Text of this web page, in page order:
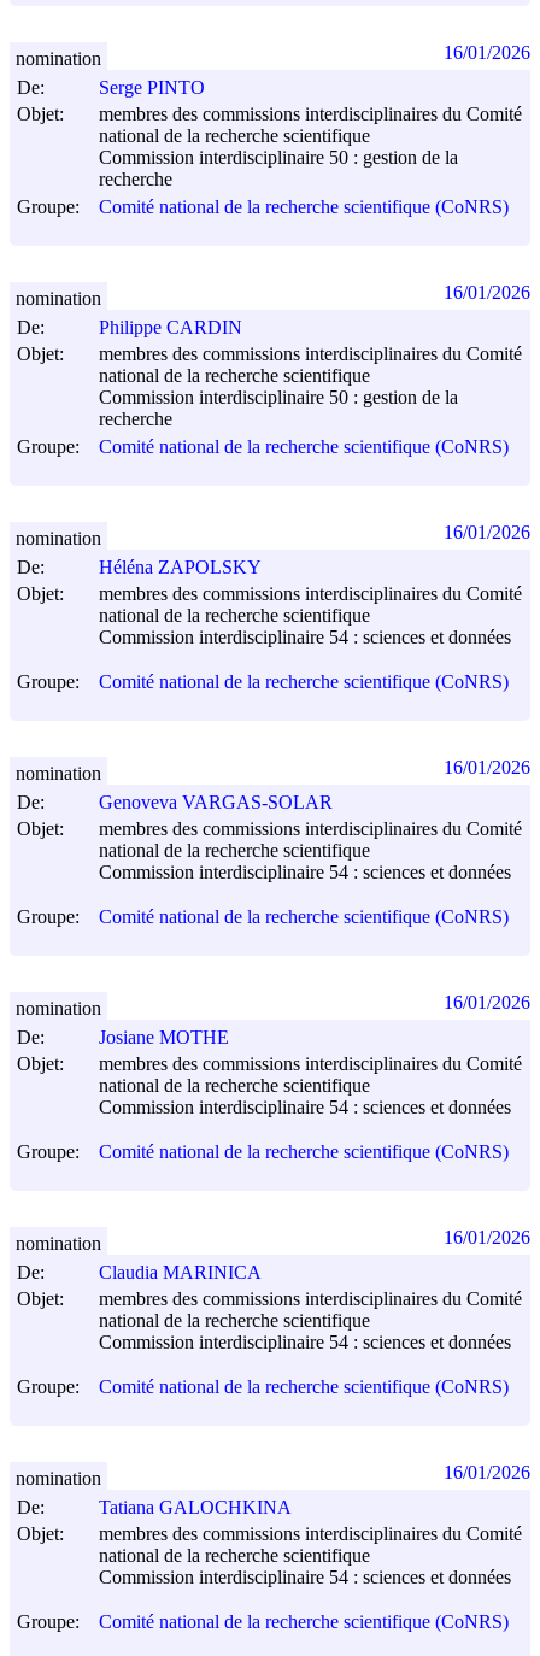
De:
Serge PINTO
Objet:
membres des commissions interdisciplinaires du Comité
national de la recherche scientifique
Commission interdisciplinaire 50 : gestion de la
recherche
Groupe:
Comité national de la recherche scientifique (CoNRS)
nomination 16/01/2026
De:
Philippe CARDIN
Objet:
membres des commissions interdisciplinaires du Comité
national de la recherche scientifique
Commission interdisciplinaire 50 : gestion de la
recherche
Groupe:
Comité national de la recherche scientifique (CoNRS)
nomination 16/01/2026
De:
Héléna ZAPOLSKY
Objet:
membres des commissions interdisciplinaires du Comité
national de la recherche scientifique
Commission interdisciplinaire 54 : sciences et données
Groupe: Comité national de la recherche scientifique (CoNRS)
nomination 16/01/2026
De:
Genoveva VARGAS-SOLAR
Objet:
membres des commissions interdisciplinaires du Comité
national de la recherche scientifique
Commission interdisciplinaire 54 : sciences et données
Groupe: Comité national de la recherche scientifique (CoNRS)
nomination 16/01/2026
De:
Josiane MOTHE
Objet:
membres des commissions interdisciplinaires du Comité
national de la recherche scientifique
Commission interdisciplinaire 54 : sciences et données
Groupe: Comité national de la recherche scientifique (CoNRS)
nomination 16/01/2026
De:
Claudia MARINICA
Objet:
membres des commissions interdisciplinaires du Comité
national de la recherche scientifique
Commission interdisciplinaire 54 : sciences et données
Groupe: Comité national de la recherche scientifique (CoNRS)
nomination 16/01/2026
De:
Tatiana GALOCHKINA
Objet:
membres des commissions interdisciplinaires du Comité
national de la recherche scientifique
Commission interdisciplinaire 54 : sciences et données
Groupe: Comité national de la recherche scientifique (CoNRS)
nomination 16/01/2026